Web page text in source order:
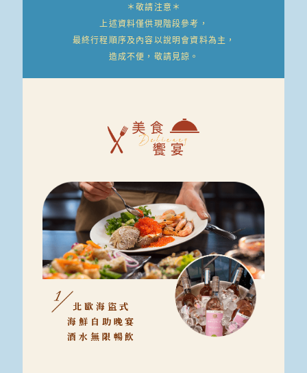
＊敬請注意＊
上述資料僅供現階段參考，
最終行程順序及內容以說明會資料為主，
造成不便，敬請見諒。
北歐海盜式
海鮮自助晚宴
酒水無限暢飲